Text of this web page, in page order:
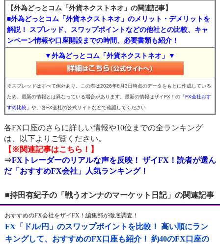
【外為どっとコム「外貨ネクストネオ」の関連記事】
■外為どっとコム「外貨ネクストネオ」のメリット・デメリットを
解説！ スプレッド、スワップポイントなどの他社との比較、キャ
ンペーン情報や口座開設までの時間、必要書類も紹介！
▼外為どっとコム「外貨ネクストネオ」▼
※スプレッドはすべて例外あり。この表は2026年8月3日時点のデータをもとに作成している
ため、最新の情報とは異なっている場合があります。最新の情報はザイFX！の 「FX会社おす
すめ比較」 や、各FX会社の公式サイトなどで確認してください
各FX口座のさらに詳しい情報や10位までの全ランキング
は、以下よりご覧ください。
【※関連記事はこちら！】
⇒FXトレーダーのリアルな声を反映！ ザイFX！読者が選ん
だ「おすすめFX会社」人気ランキング！
■持田有紀子の「戦うオンナのマーケット日記」の関連記事
おすすめのFX会社をザイFX！編集部が徹底調査！
FX「ドル/円」のスワップポイントを比較！ 高い順にラン
キングして、おすすめのFX口座も紹介！ 約40のFX口座の